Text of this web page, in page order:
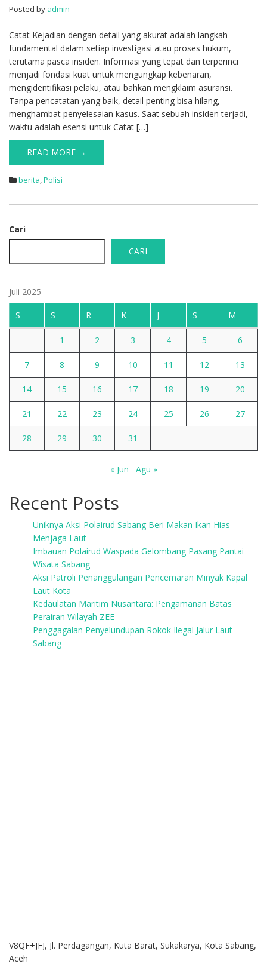
Posted by admin
Catat Kejadian dengan detail yang akurat adalah langkah
fundamental dalam setiap investigasi atau proses hukum,
terutama pasca insiden. Informasi yang tepat dan terperinci
menjadi fondasi kuat untuk mengungkap kebenaran,
mengidentifikasi pelaku, atau bahkan mengklaim asuransi.
Tanpa pencatatan yang baik, detail penting bisa hilang,
menghambat penyelesaian kasus. Saat sebuah insiden terjadi,
waktu adalah esensi untuk Catat […]
READ MORE →
berita,Polisi
Cari
CARI
Juli 2025
S S R K J S M
1 2 3 4 5 6
7 8 9 10 11 12 13
14 15 16 17 18 19 20
21 22 23 24 25 26 27
28 29 30 31
« Jun Agu »
Recent Posts
Uniknya Aksi Polairud Sabang Beri Makan Ikan Hias
Menjaga Laut
Imbauan Polairud Waspada Gelombang Pasang Pantai
Wisata Sabang
Aksi Patroli Penanggulangan Pencemaran Minyak Kapal
Laut Kota
Kedaulatan Maritim Nusantara: Pengamanan Batas
Perairan Wilayah ZEE
Penggagalan Penyelundupan Rokok Ilegal Jalur Laut
Sabang
V8QF+JFJ, Jl. Perdagangan, Kuta Barat, Sukakarya, Kota Sabang,
Aceh